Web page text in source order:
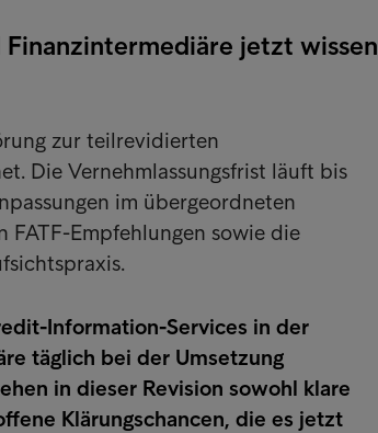
Finanzintermediäre jetzt wissen
zur teilrevidierten
Die Vernehmlassungsfrist läuft bis
im übergeordneten
FATF-Empfehlungen sowie die
Information-Services in der
täglich bei der Umsetzung
in dieser Revision sowohl klare
Klärungschancen, die es jetzt